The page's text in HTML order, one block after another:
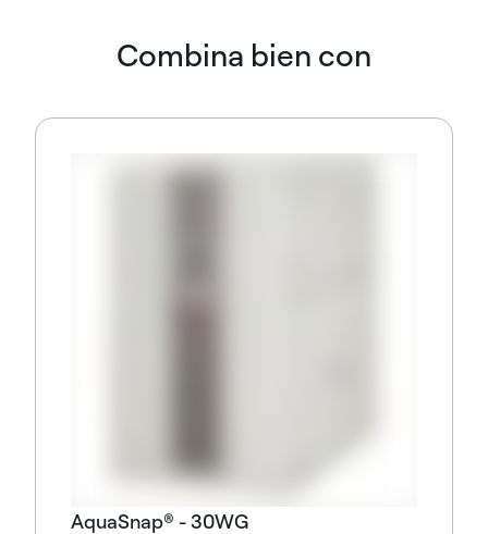
Combina bien con
AquaSnap® - 30WG